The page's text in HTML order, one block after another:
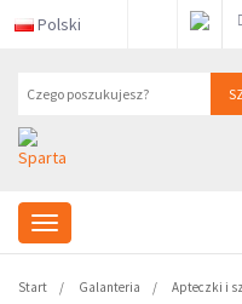
Polski
Start Galanteria Apteczki i